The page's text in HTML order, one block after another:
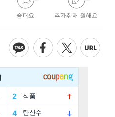
슬퍼요 추가취재 원해요